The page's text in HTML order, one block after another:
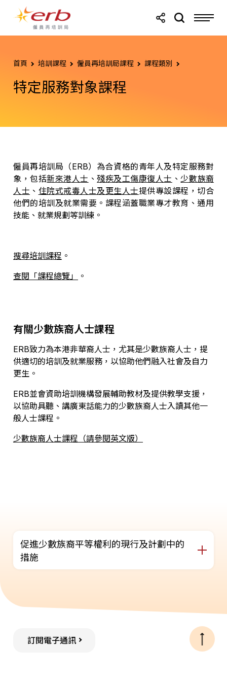
跳轉至主要內容
首頁 培訓課程 僱員再培訓局課程 課程類別
特定服務對象課程
僱員再培訓局（ERB）為合資格的青年人及特定服務對
象，包括新來港人士 、殘疾及工傷康復人士 、少數族裔
人士 、 住院式戒毒人士及更生人士提供專設課程，切合
他們的培訓及就業需要。課程涵蓋職業專才教育、通用
技能、就業規劃等訓練。
搜尋培訓課程 。
查閱「課程總覽」
。
有關少數族裔人士課程
ERB致力為本港非華裔人士，尤其是少數族裔人士，提
供適切的培訓及就業服務，以協助他們融入社會及自力
更生。
ERB並會資助培訓機構發展輔助教材及提供教學支援，
以協助具聽、講廣東話能力的少數族裔人士入讀其他一
般人士課程。
少數族裔人士課程（請參閱英文版）
促進少數族裔平等權利的現行及計劃中的
措施
訂閱電子通訊